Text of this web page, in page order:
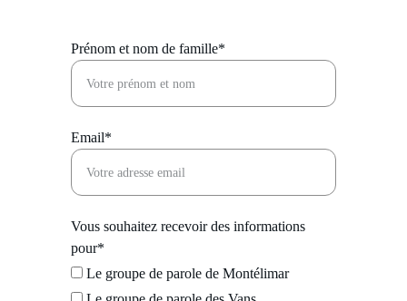
Prénom et nom de famille*
Email*
Vous souhaitez recevoir des informations
pour*
Le groupe de parole de Montélimar